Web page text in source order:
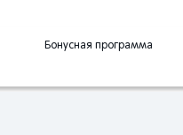
Бонусная программа